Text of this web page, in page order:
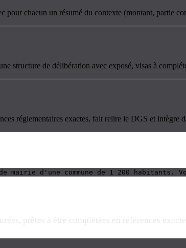
pour chacun un résumé du contexte (montant, partie
structure de délibération avec exposé, visas à
réglementaires exactes, fait relire le DGS et intègre
mairie d'une commune de 1 200
prêtes à être complétées en références